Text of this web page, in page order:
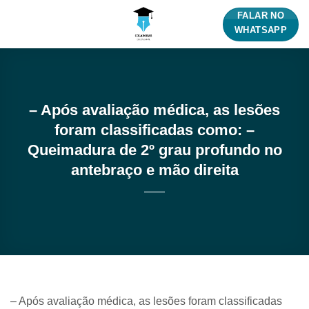
FALAR NO
WHATSAPP
– Após avaliação médica, as lesões
foram classificadas como: –
Queimadura de 2º grau profundo no
antebraço e mão direita
– Após avaliação médica, as lesões foram classificadas